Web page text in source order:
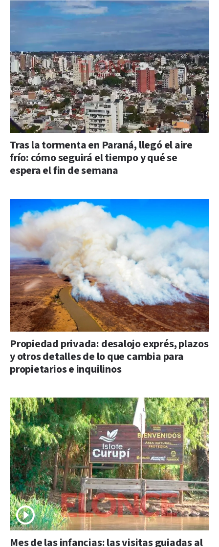
Tras la tormenta en Paraná, llegó el aire
frío: cómo seguirá el tiempo y qué se
espera el fin de semana
Propiedad privada: desalojo exprés, plazos
y otros detalles de lo que cambia para
propietarios e inquilinos
Mes de las infancias: las visitas guiadas al